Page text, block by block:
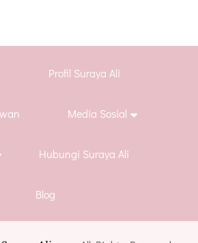
Profil Suraya Ali
Media Sosial
Hubungi Suraya Ali
Blog